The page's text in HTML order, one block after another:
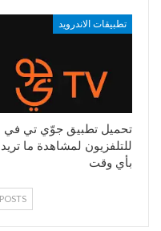
تطبيقات الاندرويد
تحميل تطبيق جوّي تي في
للتلفزيون لمشاهدة ما تريد
بأي وقت